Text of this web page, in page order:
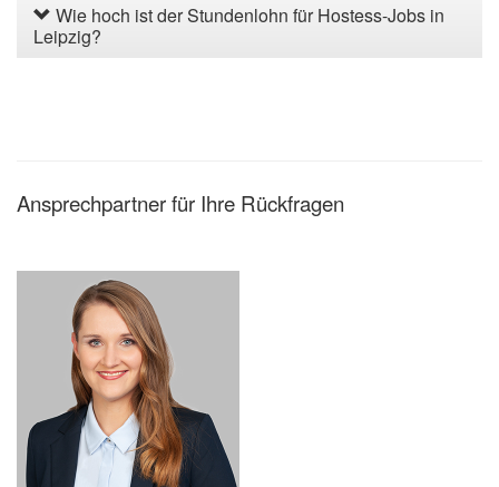
Wie hoch ist der Stundenlohn für Hostess-Jobs in
Leipzig?
Ansprechpartner für Ihre Rückfragen